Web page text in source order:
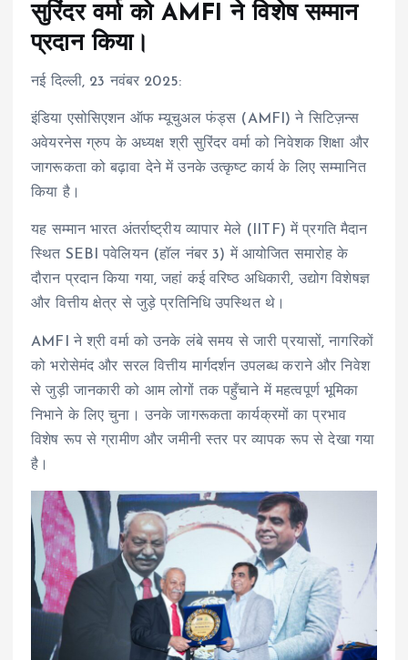
सुरिंदर वर्मा को AMFI ने विशेष सम्मान
प्रदान किया।
नई दिल्ली, 23 नवंबर 2025:
इंडिया एसोसिएशन ऑफ म्यूचुअल फंड्स (AMFI) ने सिटिज़न्स
अवेयरनेस ग्रुप के अध्यक्ष श्री सुरिंदर वर्मा को निवेशक शिक्षा और
जागरूकता को बढ़ावा देने में उनके उत्कृष्ट कार्य के लिए सम्मानित
किया है।
यह सम्मान भारत अंतर्राष्ट्रीय व्यापार मेले (IITF) में प्रगति मैदान
स्थित SEBI पवेलियन (हॉल नंबर 3) में आयोजित समारोह के
दौरान प्रदान किया गया, जहां कई वरिष्ठ अधिकारी, उद्योग विशेषज्ञ
और वित्तीय क्षेत्र से जुड़े प्रतिनिधि उपस्थित थे।
AMFI ने श्री वर्मा को उनके लंबे समय से जारी प्रयासों, नागरिकों
को भरोसेमंद और सरल वित्तीय मार्गदर्शन उपलब्ध कराने और निवेश
से जुड़ी जानकारी को आम लोगों तक पहुँचाने में महत्वपूर्ण भूमिका
निभाने के लिए चुना। उनके जागरूकता कार्यक्रमों का प्रभाव
विशेष रूप से ग्रामीण और जमीनी स्तर पर व्यापक रूप से देखा गया
है।